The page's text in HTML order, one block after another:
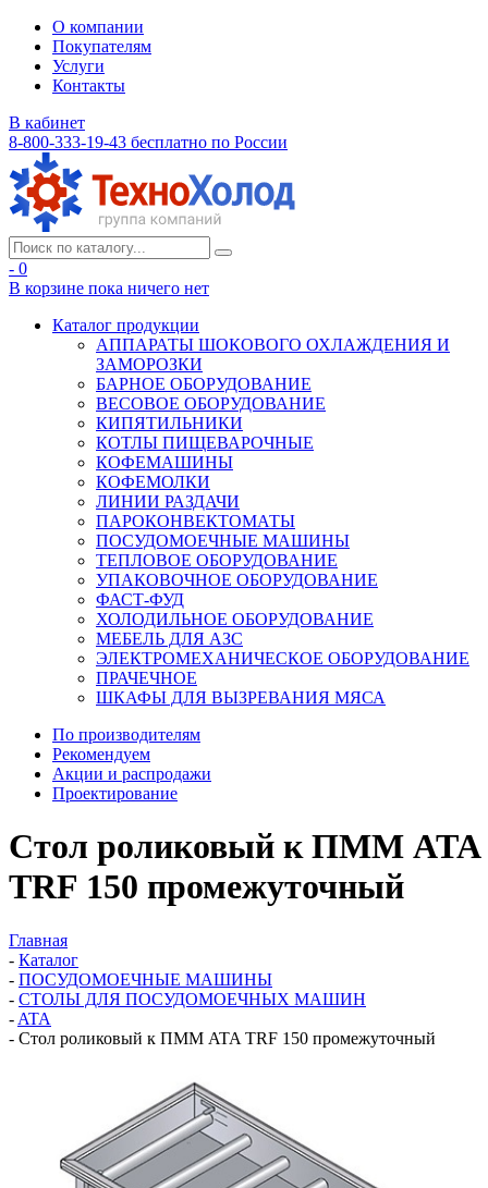
О компании
Покупателям
Услуги
Контакты
В кабинет
8-800-333-19-43 бесплатно по России
- 0
В корзине пока ничего нет
Каталог продукции
АППАРАТЫ ШОКОВОГО ОХЛАЖДЕНИЯ И
ЗАМОРОЗКИ
БАРНОЕ ОБОРУДОВАНИЕ
ВЕСОВОЕ ОБОРУДОВАНИЕ
КИПЯТИЛЬНИКИ
КОТЛЫ ПИЩЕВАРОЧНЫЕ
КОФЕМАШИНЫ
КОФЕМОЛКИ
ЛИНИИ РАЗДАЧИ
ПАРОКОНВЕКТОМАТЫ
ПОСУДОМОЕЧНЫЕ МАШИНЫ
ТЕПЛОВОЕ ОБОРУДОВАНИЕ
УПАКОВОЧНОЕ ОБОРУДОВАНИЕ
ФАСТ-ФУД
ХОЛОДИЛЬНОЕ ОБОРУДОВАНИЕ
МЕБЕЛЬ ДЛЯ АЗС
ЭЛЕКТРОМЕХАНИЧЕСКОЕ ОБОРУДОВАНИЕ
ПРАЧЕЧНОЕ
ШКАФЫ ДЛЯ ВЫЗРЕВАНИЯ МЯСА
По производителям
Рекомендуем
Акции и распродажи
Проектирование
Стол роликовый к ПММ ATA
TRF 150 промежуточный
Главная
- Каталог
- ПОСУДОМОЕЧНЫЕ МАШИНЫ
- СТОЛЫ ДЛЯ ПОСУДОМОЕЧНЫХ МАШИН
- ATA
- Стол роликовый к ПММ ATA TRF 150 промежуточный